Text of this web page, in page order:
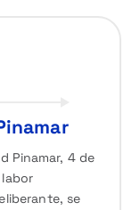
Pinamar, 4 de
se